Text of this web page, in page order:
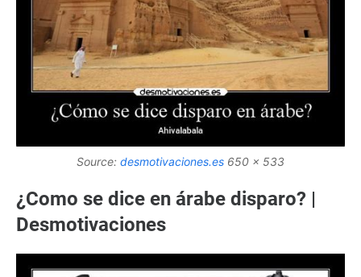
Source: desmotivaciones.es 650 x 533
¿Como se dice en árabe disparo? |
Desmotivaciones